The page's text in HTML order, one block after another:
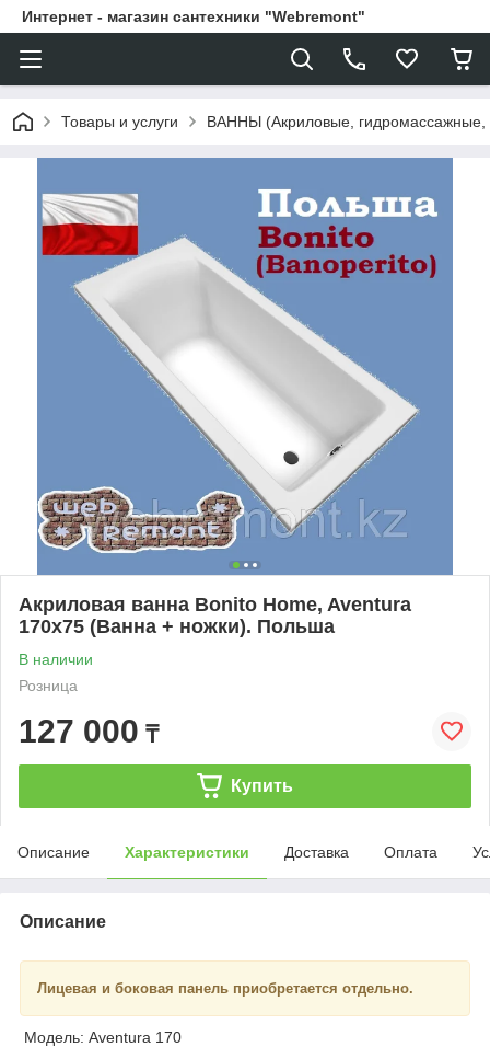
Интернет - магазин сантехники "Webremont"
Товары и услуги ВАННЫ (Акриловые,
Акриловая ванна Bonito Home, Aventura
170х75 (Ванна + ножки). Польша
В наличии
Розница
127 000 ₸
Купить
Описание Характеристики Доставка Оплата
Описание
Лицевая и боковая панель приобретается отдельно.
Модель: Aventura 170